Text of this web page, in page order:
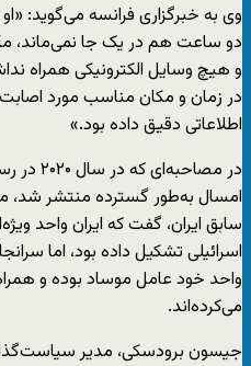
وی به خبرگزاری فرانسه می‌گوید:
دو ساعت هم در یک جا نمی‌ماند،
و هیچ وسایل الکترونیکی
در زمان و مکان مناسب مورد
اطلاعاتی دقیق داده بود.»
در
امسال به‌طور گسترده منتشر شد،
سابق ایران، گفت که ایران واحد
اسرائیلی تشکیل داده بود، اما
می‌کرده‌اند.
جیسون برودسکی، مدیر